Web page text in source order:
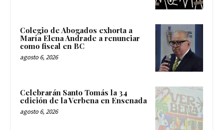
Colegio de Abogados exhorta a
María Elena Andrade a renunciar
como fiscal en BC
agosto 6, 2026
Celebrarán Santo Tomás la 34
edición de la Verbena en Ensenada
agosto 6, 2026